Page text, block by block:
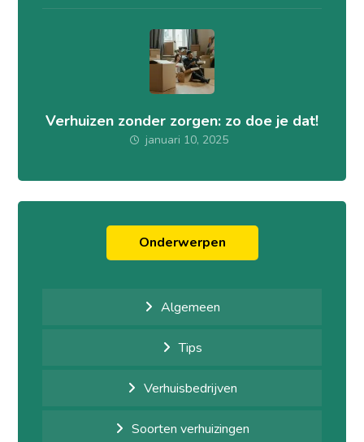
Verhuizen zonder zorgen: zo doe je dat!
januari 10, 2025
Onderwerpen
Algemeen
Tips
Verhuisbedrijven
Soorten verhuizingen